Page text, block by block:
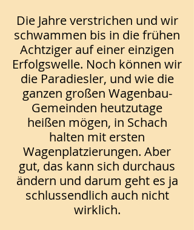
Die Jahre verstrichen und wir
schwammen bis in die frühen
Achtziger auf einer einzigen
Erfolgswelle. Noch können wir
die Paradiesler, und wie die
ganzen großen Wagenbau-
Gemeinden heutzutage
heißen mögen, in Schach
halten mit ersten
Wagenplatzierungen. Aber
gut, das kann sich durchaus
ändern und darum geht es ja
schlussendlich auch nicht
wirklich.